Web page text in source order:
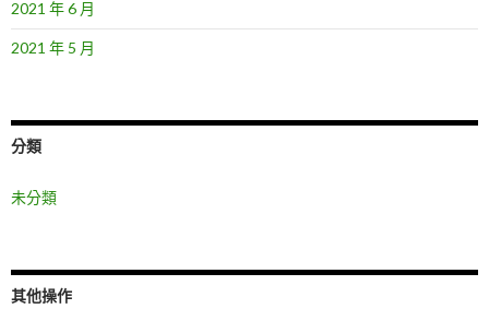
2021 年 6 月
2021 年 5 月
分類
未分類
其他操作